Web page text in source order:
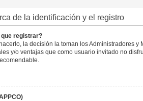
de la identificación y el registro
que registrar?
la decisión la toman los Administradores
y/o ventajas que como usuario invitado no